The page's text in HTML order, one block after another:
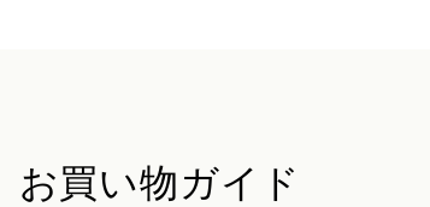
お買い物ガイド